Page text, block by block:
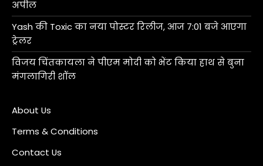
अपील
Yash की Toxic का नया पोस्टर रिलीज, आज 7:01 बजे आएगा
ट्रेलर
विजय चिंतकायला ने पीएम मोदी को भेंट किया हाथ से बुना
मंगलागिरी शॉल
About Us
Terms & Conditions
Contact Us